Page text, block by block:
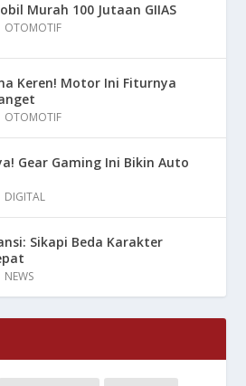
Murah 100 Jutaan GIIAS
OTOMOTIF
Keren! Motor Ini Fiturnya
OTOMOTIF
Gear Gaming Ini Bikin Auto
DIGITAL
Sikapi Beda Karakter
NEWS